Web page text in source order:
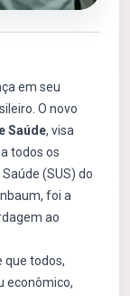
em seu
O novo
Saúde, visa
todos os
(SUS) do
foi a
ao
que todos,
econômico,